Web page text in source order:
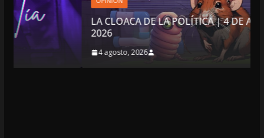
LA CLOACA DE LA POLÍTICA | 4 DE AGOSTO DE
2026
4 agosto, 2026